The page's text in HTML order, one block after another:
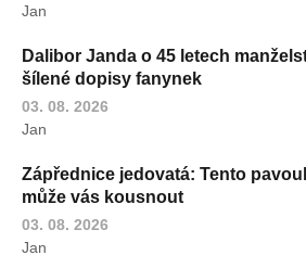
Jan
Dalibor Janda o 45 letech
šílené dopisy fanynek
03. 08. 2026
Jan
Zápřednice jedovatá: Tento
může vás kousnout
03. 08. 2026
Jan